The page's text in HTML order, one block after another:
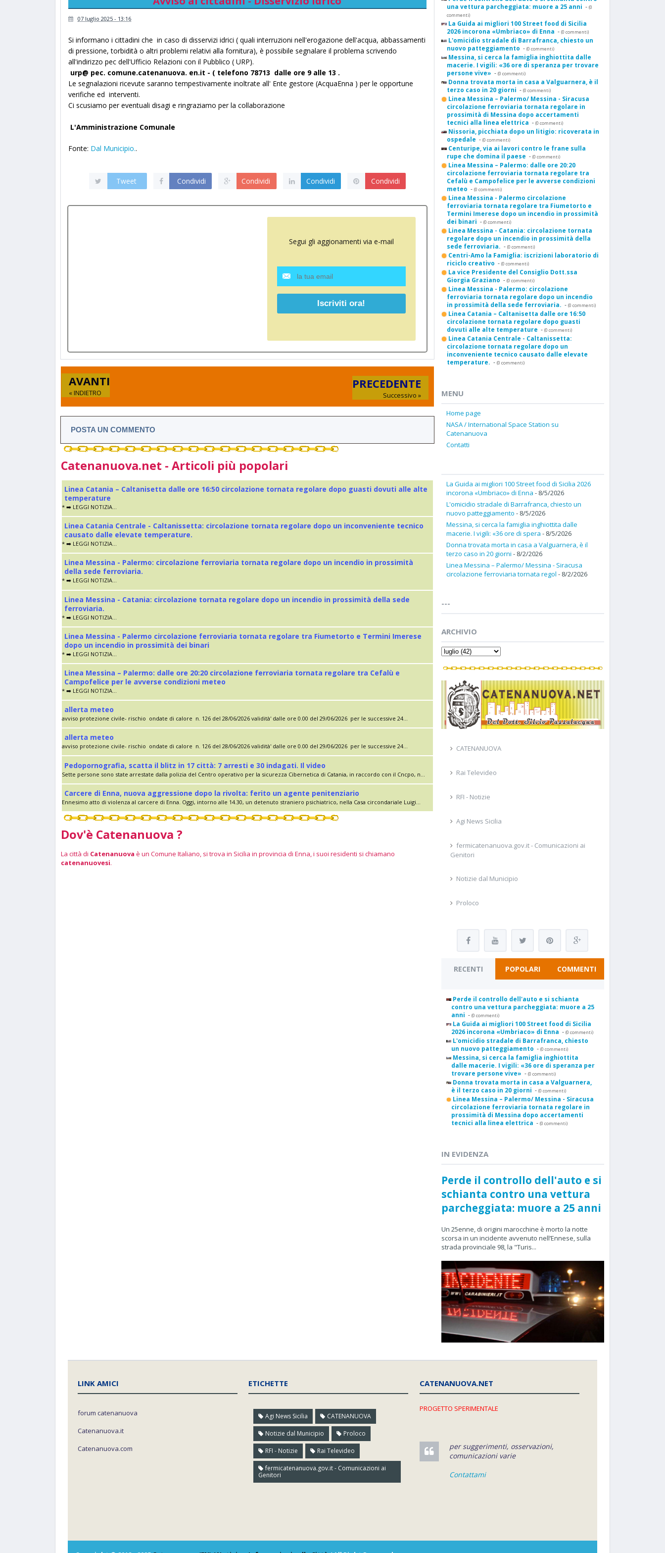
07 luglio 2025 - 13:16
Si informano i cittadini che in caso di disservizi idrici ( quali interruzioni nell'erogazione dell'acqua, abbassamenti
di pressione, torbidità o altri problemi relativi alla fornitura), è possibile segnalare il problema scrivendo
all'indirizzo pec dell'Ufficio Relazioni con il Pubblico ( URP).
urp@ pec. comune.catenanuova. en.it - ( telefono 78713 dalle ore 9 alle 13 .
Le segnalazioni ricevute saranno tempestivamente inoltrate all' Ente gestore (AcquaEnna ) per le opportune
verifiche ed interventi.
Ci scusiamo per eventuali disagi e ringraziamo per la collaborazione
L'Amministrazione Comunale
Fonte: Dal Municipio..
Tweet Condividi Condividi Condividi Condividi
Segui gli aggionamenti via e-mail
AVANTI
« INDIETRO
PRECEDENTE
Successivo »
POSTA UN COMMENTO
Catenanuova.net - Articoli più popolari
Linea Catania – Caltanisetta dalle ore 16:50 circolazione tornata regolare dopo guasti dovuti alle alte
temperature
* ➡️ LEGGI NOTIZIA...
Linea Catania Centrale - Caltanissetta: circolazione tornata regolare dopo un inconveniente tecnico
causato dalle elevate temperature.
* ➡️ LEGGI NOTIZIA...
Linea Messina - Palermo: circolazione ferroviaria tornata regolare dopo un incendio in prossimità
della sede ferroviaria.
* ➡️ LEGGI NOTIZIA...
Linea Messina - Catania: circolazione tornata regolare dopo un incendio in prossimità della sede
ferroviaria.
* ➡️ LEGGI NOTIZIA...
Linea Messina - Palermo circolazione ferroviaria tornata regolare tra Fiumetorto e Termini Imerese
dopo un incendio in prossimità dei binari
* ➡️ LEGGI NOTIZIA...
Linea Messina – Palermo: dalle ore 20:20 circolazione ferroviaria tornata regolare tra Cefalù e
Campofelice per le avverse condizioni meteo
* ➡️ LEGGI NOTIZIA...
allerta meteo
avviso protezione civile- rischio ondate di calore n. 126 del 28/06/2026 validità' dalle ore 0.00 del 29/06/2026 per le successive 24...
allerta meteo
avviso protezione civile- rischio ondate di calore n. 126 del 28/06/2026 validità' dalle ore 0.00 del 29/06/2026 per le successive 24...
Pedopornografia, scatta il blitz in 17 città: 7 arresti e 30 indagati. Il video
Sette persone sono state arrestate dalla polizia del Centro operativo per la sicurezza Cibernetica di Catania, in raccordo con il Cncpo, n...
Carcere di Enna, nuova aggressione dopo la rivolta: ferito un agente penitenziario
Ennesimo atto di violenza al carcere di Enna. Oggi, intorno alle 14.30, un detenuto straniero psichiatrico, nella Casa circondariale Luigi...
Dov'è Catenanuova ?
La città di Catenanuova è un Comune Italiano, si trova in Sicilia in provincia di Enna, i suoi residenti si chiamano
catenanuovesi.
una vettura parcheggiata: muore a 25 anni - (0
commenti)
La Guida ai migliori 100 Street food di Sicilia
2026 incorona «Umbriaco» di Enna - (0 commenti)
L'omicidio stradale di Barrafranca, chiesto un
nuovo patteggiamento - (0 commenti)
Messina, si cerca la famiglia inghiottita dalle
macerie. I vigili: «36 ore di speranza per trovare
persone vive» - (0 commenti)
Donna trovata morta in casa a Valguarnera, è il
terzo caso in 20 giorni - (0 commenti)
Linea Messina – Palermo/ Messina - Siracusa
circolazione ferroviaria tornata regolare in
prossimità di Messina dopo accertamenti
tecnici alla linea elettrica - (0 commenti)
Nissoria, picchiata dopo un litigio: ricoverata in
ospedale - (0 commenti)
Centuripe, via ai lavori contro le frane sulla
rupe che domina il paese - (0 commenti)
Linea Messina – Palermo: dalle ore 20:20
circolazione ferroviaria tornata regolare tra
Cefalù e Campofelice per le avverse condizioni
meteo - (0 commenti)
Linea Messina - Palermo circolazione
ferroviaria tornata regolare tra Fiumetorto e
Termini Imerese dopo un incendio in prossimità
dei binari - (0 commenti)
Linea Messina - Catania: circolazione tornata
regolare dopo un incendio in prossimità della
sede ferroviaria. - (0 commenti)
Centri-Amo la Famiglia: iscrizioni laboratorio di
riciclo creativo - (0 commenti)
La vice Presidente del Consiglio Dott.ssa
Giorgia Graziano - (0 commenti)
Linea Messina - Palermo: circolazione
ferroviaria tornata regolare dopo un incendio
in prossimità della sede ferroviaria. - (0 commenti)
Linea Catania – Caltanisetta dalle ore 16:50
circolazione tornata regolare dopo guasti
dovuti alle alte temperature - (0 commenti)
Linea Catania Centrale - Caltanissetta:
circolazione tornata regolare dopo un
inconveniente tecnico causato dalle elevate
temperature. - (0 commenti)
MENU
Home page
NASA / International Space Station su
Catenanuova
Contatti
La Guida ai migliori 100 Street food di Sicilia 2026
incorona «Umbriaco» di Enna - 8/5/2026
L'omicidio stradale di Barrafranca, chiesto un
nuovo patteggiamento - 8/5/2026
Messina, si cerca la famiglia inghiottita dalle
macerie. I vigili: «36 ore di spera - 8/5/2026
Donna trovata morta in casa a Valguarnera, è il
terzo caso in 20 giorni - 8/2/2026
Linea Messina – Palermo/ Messina - Siracusa
circolazione ferroviaria tornata regol - 8/2/2026
---
ARCHIVIO
CATENANUOVA
Rai Televideo
RFI - Notizie
Agi News Sicilia
fermicatenanuova.gov.it - Comunicazioni ai
Genitori
Notizie dal Municipio
Proloco
RECENTI POPOLARI COMMENTI
Perde il controllo dell'auto e si schianta
contro una vettura parcheggiata: muore a 25
anni - (0 commenti)
La Guida ai migliori 100 Street food di Sicilia
2026 incorona «Umbriaco» di Enna - (0 commenti)
L'omicidio stradale di Barrafranca, chiesto
un nuovo patteggiamento - (0 commenti)
Messina, si cerca la famiglia inghiottita
dalle macerie. I vigili: «36 ore di speranza per
trovare persone vive» - (0 commenti)
Donna trovata morta in casa a Valguarnera,
è il terzo caso in 20 giorni - (0 commenti)
Linea Messina – Palermo/ Messina - Siracusa
circolazione ferroviaria tornata regolare in
prossimità di Messina dopo accertamenti
tecnici alla linea elettrica - (0 commenti)
IN EVIDENZA
Perde il controllo dell'auto e si
schianta contro una vettura
parcheggiata: muore a 25 anni
Un 25enne, di origini marocchine è morto la notte
scorsa in un incidente avvenuto nell’Ennese, sulla
strada provinciale 98, la "Turis...
LINK AMICI
forum catenanuova
Catenanuova.it
Catenanuova.com
ETICHETTE
Agi News Sicilia CATENANUOVA
Notizie dal Municipio Proloco
RFI - Notizie Rai Televideo
fermicatenanuova.gov.it - Comunicazioni ai
Genitori
CATENANUOVA.NET
PROGETTO SPERIMENTALE
per suggerimenti, osservazioni,
comunicazioni varie
Contattami